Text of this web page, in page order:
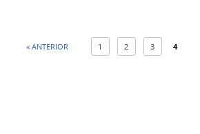
« ANTERIOR 1 2 3 4